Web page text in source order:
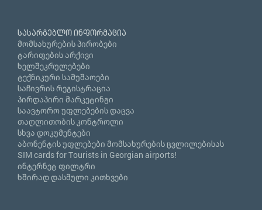
სასარგებლო ინფორმაცია
მომსახურების პირობები
ტარიფების არქივი
ხელშეკრულებები
ტექნიკური სამუშაოები
საჩივრის რეგისტრაცია
პირდაპირი მარკეტინგი
საავტორო უფლებების დაცვა
თაღლითობის კონტროლი
სხვა დოკუმენტები
აბონენტის უფლებები მომსახურების ცვლილებისას
SIM cards for Tourists in Georgian airports!
ინტერნეტ ფილტრი
ხშირად დასმული კითხვები